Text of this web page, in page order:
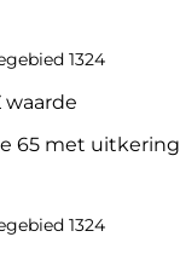
1324
waarde
65 met uitkering
1324